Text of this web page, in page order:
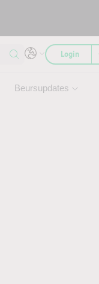
Beursupdates
Login